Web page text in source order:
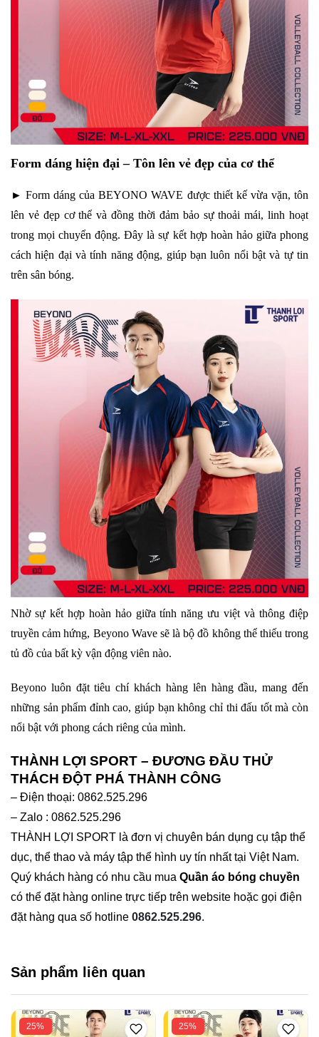
Form dáng hiện đại – Tôn lên vẻ đẹp của cơ thể
► Form dáng của BEYONO WAVE được thiết kế vừa vặn, tôn
lên vẻ đẹp cơ thể và đồng thời đảm bảo sự thoải mái, linh hoạt
trong mọi chuyển động. Đây là sự kết hợp hoàn hảo giữa phong
cách hiện đại và tính năng động, giúp bạn luôn nổi bật và tự tin
trên sân bóng.
Nhờ sự kết hợp hoàn hảo giữa tính năng ưu việt và thông điệp
truyền cảm hứng, Beyono Wave sẽ là bộ đồ không thể thiếu trong
tủ đồ của bất kỳ vận động viên nào.
Beyono luôn đặt tiêu chí khách hàng lên hàng đầu, mang đến
những sản phẩm đỉnh cao, giúp bạn không chỉ thi đấu tốt mà còn
nổi bật với phong cách riêng của mình.
THÀNH LỢI SPORT – ĐƯƠNG ĐẦU THỬ
THÁCH ĐỘT PHÁ THÀNH CÔNG
– Điện thoại: 0862.525.296
– Zalo : 0862.525.296
THÀNH LỢI SPORT là đơn vị chuyên bán dụng cụ tập thể
dục, thể thao và máy tập thể hình uy tín nhất tại Việt Nam.
Quý khách hàng có nhu cầu mua Quần áo bóng chuyền
có thể đặt hàng online trực tiếp trên website hoặc gọi điện
đặt hàng qua số hotline 0862.525.296.
Sản phẩm liên quan
25% 25%